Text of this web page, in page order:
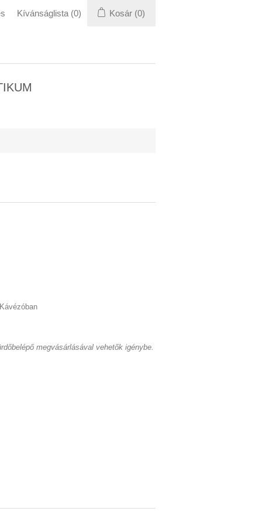
Kívánságlista (0) Kosár (0)
Kávézóban
megvásárlásával vehetők igénybe.